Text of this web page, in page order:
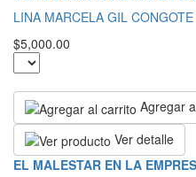
LINA MARCELA GIL CONGOTE
$5,000.00
Agregar
Ver detalle
EL MALESTAR EN LA